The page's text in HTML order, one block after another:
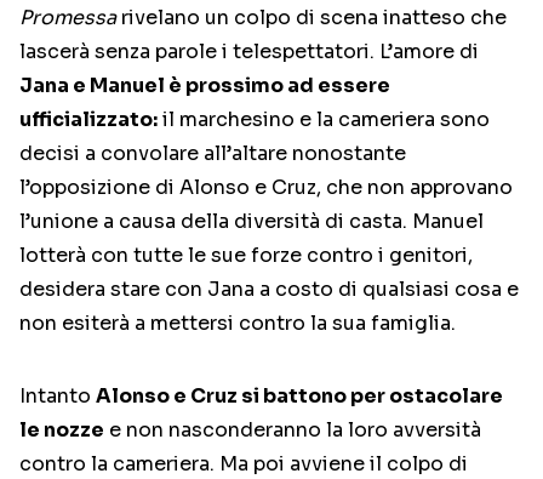
Promessarivelano un colpo di scena inatteso che
lascerà senza parole i telespettatori. L’amore di
Jana e Manuel è prossimo ad essere
ufficializzato:il marchesino e la cameriera sono
decisi a convolare all’altare nonostante
l’opposizione di Alonso e Cruz, che non approvano
l’unione a causa della diversità di casta. Manuel
lotterà con tutte le sue forze contro i genitori,
desidera stare con Jana a costo di qualsiasi cosa e
non esiterà a mettersi contro la sua famiglia.
Intanto Alonso e Cruz si battono per ostacolare
le nozze e non nasconderanno la loro avversità
contro la cameriera. Ma poi avviene il colpo di